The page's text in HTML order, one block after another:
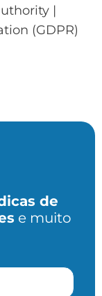
|
(GDPR)
de
e muito